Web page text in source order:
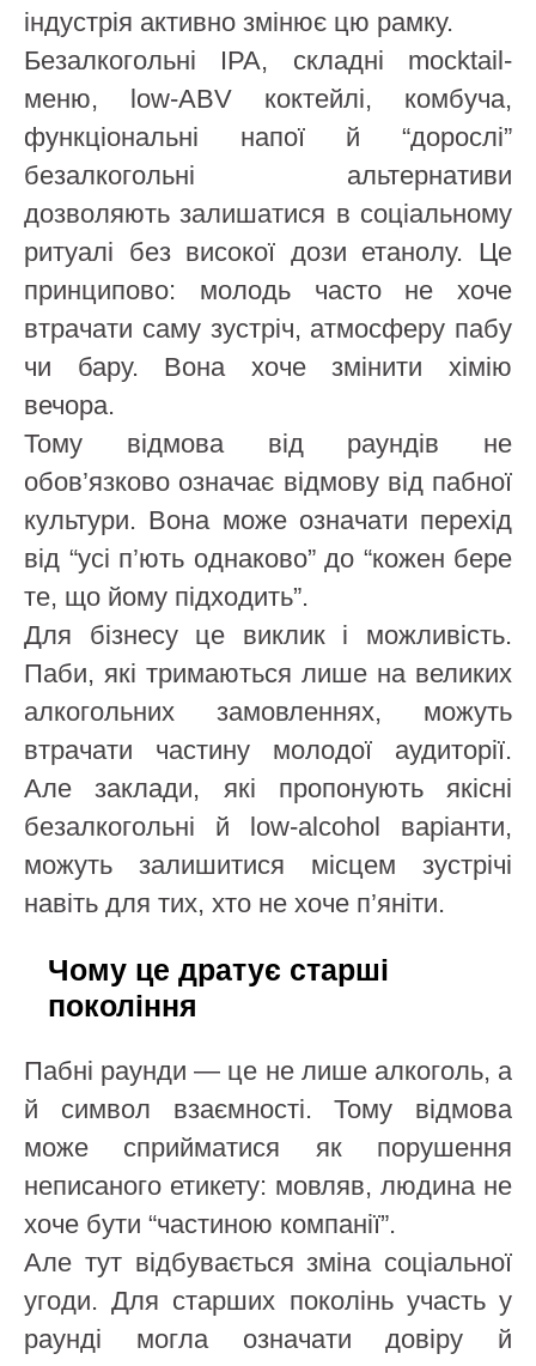
індустрія активно змінює цю рамку.
Безалкогольні IPA, складні mocktail-
меню, low-ABV коктейлі, комбуча,
функціональні напої й “дорослі”
безалкогольні альтернативи
дозволяють залишатися в соціальному
ритуалі без високої дози етанолу. Це
принципово: молодь часто не хоче
втрачати саму зустріч, атмосферу пабу
чи бару. Вона хоче змінити хімію
вечора.
Тому відмова від раундів не
обов’язково означає відмову від пабної
культури. Вона може означати перехід
від “усі п’ють однаково” до “кожен бере
те, що йому підходить”.
Для бізнесу це виклик і можливість.
Паби, які тримаються лише на великих
алкогольних замовленнях, можуть
втрачати частину молодої аудиторії.
Але заклади, які пропонують якісні
безалкогольні й low-alcohol варіанти,
можуть залишитися місцем зустрічі
навіть для тих, хто не хоче п’яніти.
Чому це дратує старші
покоління
Пабні раунди — це не лише алкоголь, а
й символ взаємності. Тому відмова
може сприйматися як порушення
неписаного етикету: мовляв, людина не
хоче бути “частиною компанії”.
Але тут відбувається зміна соціальної
угоди. Для старших поколінь участь у
раунді могла означати довіру й